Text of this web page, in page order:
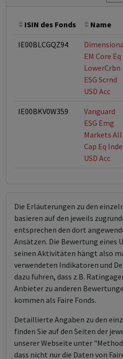
ISIN des Fonds Name
IE00BLCGQZ94
EM Core Eq
LowerCrbn
ESG Scrnd
USD Acc
IE00BKV0W359
Vanguard
ESG Emg
Markets All
Cap Eq
USD Acc
Die Erläuterungen zu den
basieren auf den jeweils
entsprechen den dort
Ansätzen. Die Bewertung eines
seinen Aktivitäten hängt also
verwendeten Indikatoren und
dazu führen, dass z.B.
Anbieter zu anderen
kommen als Faire Fonds.
Detaillierte Angaben zu den
finden Sie auf den Seiten der
unserer Webseite unter
dass nicht nur die Daten von